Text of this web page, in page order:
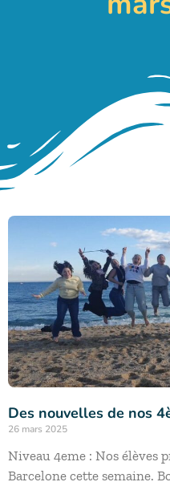
Des nouvelles de nos
26 mars 2025
Niveau 4eme : Nos élèves
Barcelone cette semaine.